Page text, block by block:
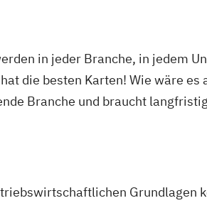
in jeder Branche, in jedem
die besten Karten! Wie wäre es
Branche und braucht
Grundlagen